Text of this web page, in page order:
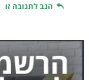
הגב לתגובה זו